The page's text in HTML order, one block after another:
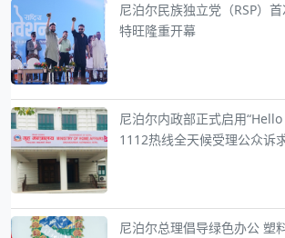
尼泊尔民族独立党（RSP）
特旺隆重开幕
尼泊尔内政部正式启用
1112热线全天候受理公众诉
尼泊尔总理倡导绿色办公 塑